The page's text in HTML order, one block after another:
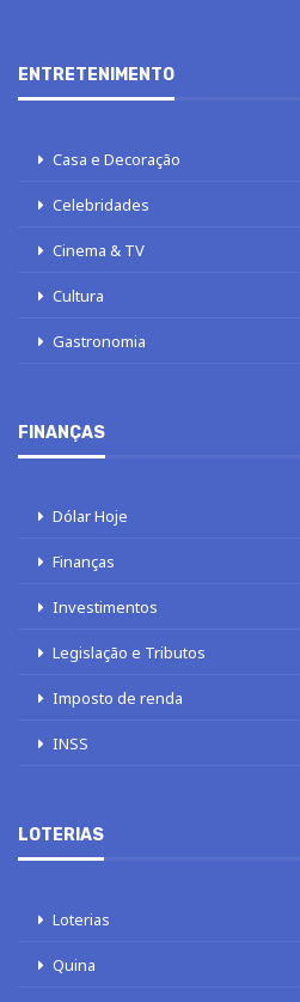
ENTRETENIMENTO
Casa e Decoração
Celebridades
Cinema & TV
Cultura
Gastronomia
FINANÇAS
Dólar Hoje
Finanças
Investimentos
Legislação e Tributos
Imposto de renda
INSS
LOTERIAS
Loterias
Quina